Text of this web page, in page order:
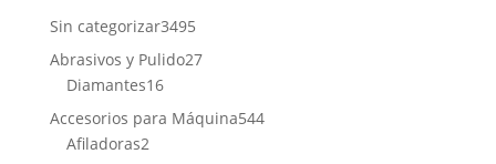
Sin categorizar34953495
productos
Abrasivos y Pulido2727
Diamantes1616
productos
Accesorios para Máquina544544
Afiladoras22